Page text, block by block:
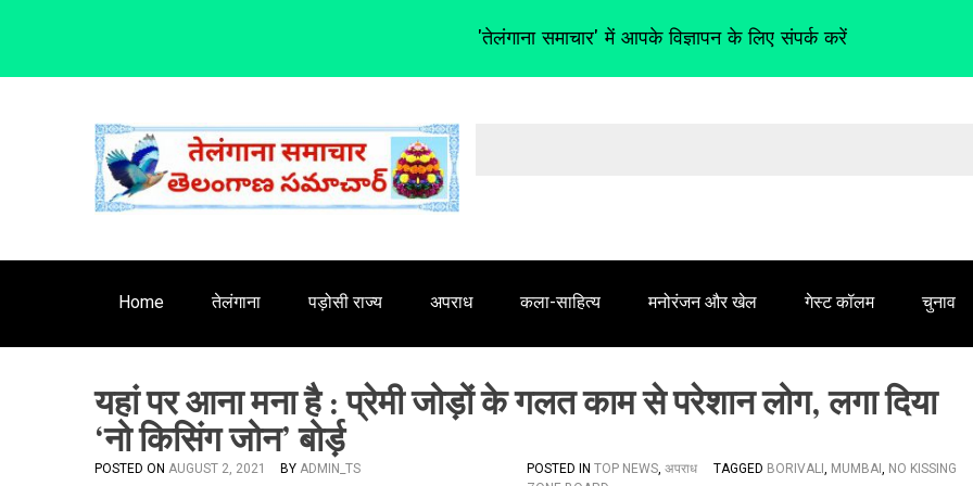
e
Home तेलंगाना पड़ोसी राज्य अपराध कला-साहित्य मनोरंजन और खेल गेस्ट कॉलम चुनाव
यहां पर आना मना है : प्रेमी जोड़ों के गलत काम से परेशान लोग, लगा दिया
‘नो किसिंग जोन’ बोर्ड़
POSTED ON AUGUST 2, 2021 BY ADMIN_TS POSTED IN TOP NEWS, अपराध TAGGED BORIVALI , MUMBAI , NO KISSING
'तेलंगाना समाचार' में आपके विज्ञापन के लिए संपर्क करें